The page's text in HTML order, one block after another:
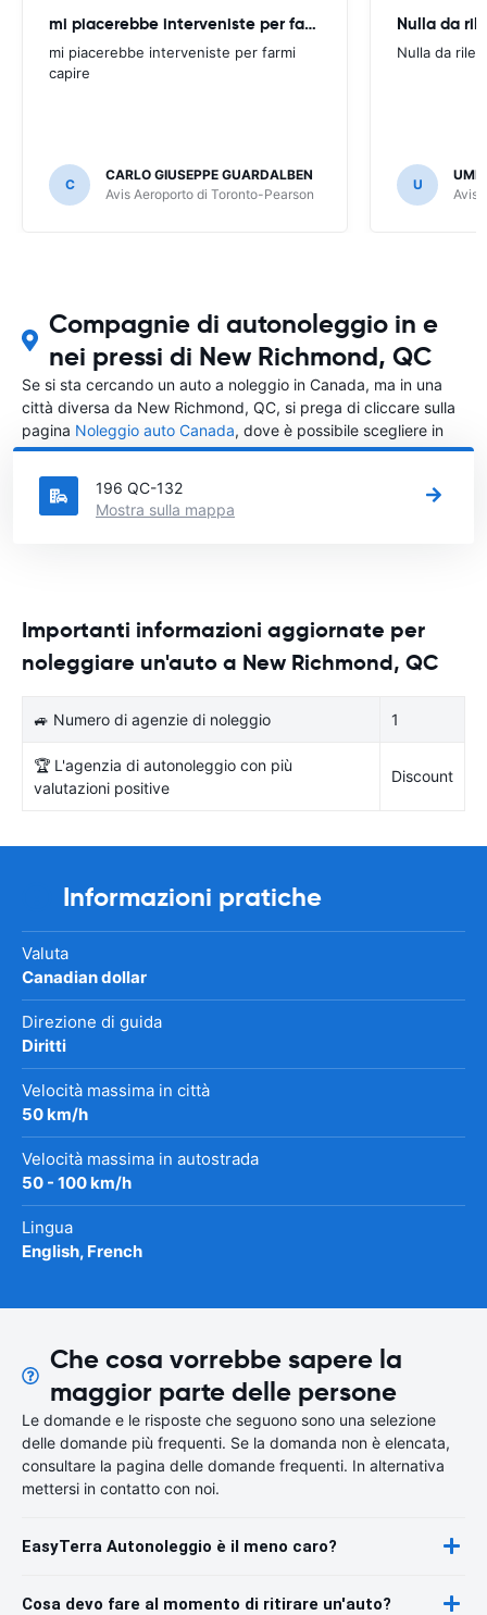
mi piacerebbe interveniste per farmi
mi piacerebbe interveniste per farmi
capire
C
CARLO GIUSEPPE GUARDALBEN
Avis Aeroporto di Toronto-Pearson
Nulla da
Nulla da
U
Avis
Compagnie di autonoleggio in e
nei pressi di New Richmond, QC
Se si sta cercando un auto a noleggio in Canada, ma in una
città diversa da New Richmond, QC, si prega di cliccare sulla
pagina Noleggio auto Canada, dove è possibile scegliere in
quale città in Canada si vuole noleggiare l'auto.
196 QC-132
Mostra sulla mappa
Importanti informazioni aggiornate per
noleggiare un'auto a New Richmond, QC
🚙 Numero di agenzie di noleggio 1
🏆 L'agenzia di autonoleggio con più
valutazioni positive
Discount
Informazioni pratiche
Valuta
Canadian dollar
Direzione di guida
Diritti
Velocità massima in città
50 km/h
Velocità massima in autostrada
50 - 100 km/h
Lingua
English, French
Che cosa vorrebbe sapere la
maggior parte delle persone
Le domande e le risposte che seguono sono una selezione
delle domande più frequenti. Se la domanda non è elencata,
consultare la pagina delle domande frequenti. In alternativa
mettersi in contatto con noi.
EasyTerra Autonoleggio è il meno caro?
Cosa devo fare al momento di ritirare un'auto?